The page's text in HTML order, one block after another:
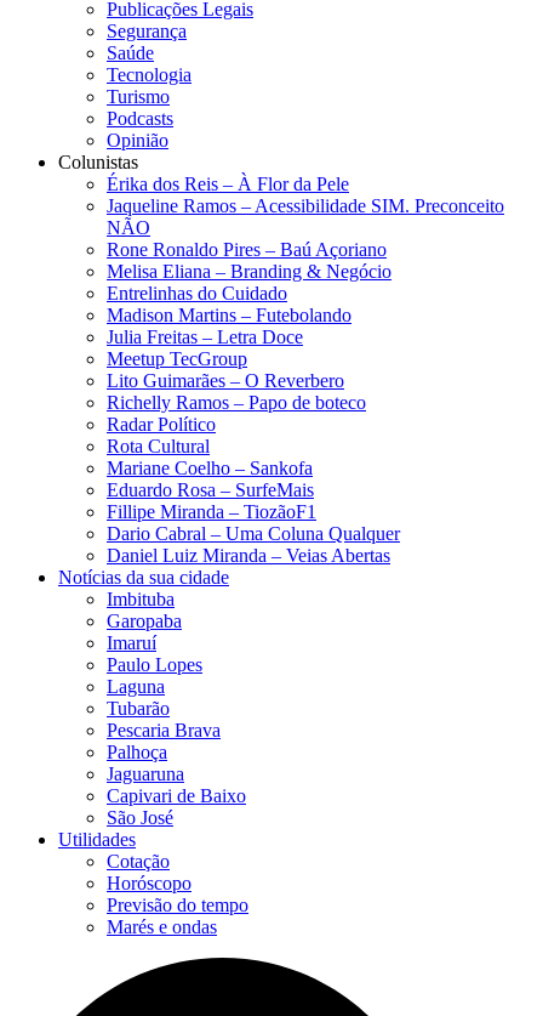
Publicações Legais
Segurança
Saúde
Tecnologia
Turismo
Podcasts
Opinião
Colunistas
Érika dos Reis​ – À Flor da Pele
Jaqueline Ramos – Acessibilidade SIM. Preconceito
NÃO
Rone Ronaldo Pires – Baú Açoriano
Melisa Eliana – Branding & Negócio
Entrelinhas do Cuidado
Madison Martins – Futebolando
Julia Freitas​ – Letra Doce
Meetup TecGroup
Lito Guimarães – O Reverbero
Richelly Ramos​ – Papo de boteco
Radar Político
Rota Cultural
Mariane Coelho – Sankofa
Eduardo Rosa​ – SurfeMais
Fillipe Miranda – TiozãoF1
Dario Cabral – Uma Coluna Qualquer
Daniel Luiz Miranda – Veias Abertas
Notícias da sua cidade
Imbituba
Garopaba
Imaruí
Paulo Lopes
Laguna
Tubarão
Pescaria Brava
Palhoça
Jaguaruna
Capivari de Baixo
São José
Utilidades
Cotação
Horóscopo
Previsão do tempo
Marés e ondas